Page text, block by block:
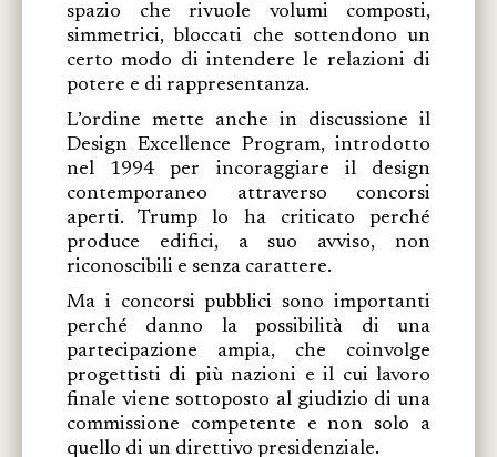
spazio che rivuole volumi composti,
simmetrici, bloccati che sottendono un
certo modo di intendere le relazioni di
potere e di rappresentanza.
L’ordine mette anche in discussione il
Design Excellence Program, introdotto
nel 1994 per incoraggiare il design
contemporaneo attraverso concorsi
aperti. Trump lo ha criticato perché
produce edifici, a suo avviso, non
riconoscibili e senza carattere.
Ma i concorsi pubblici sono importanti
perché danno la possibilità di una
partecipazione ampia, che coinvolge
progettisti di più nazioni e il cui lavoro
finale viene sottoposto al giudizio di una
commissione competente e non solo a
quello di un direttivo presidenziale.